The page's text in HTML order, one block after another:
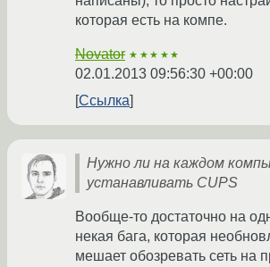
которая есть на компе.
Novator ★★★★★
02.01.2013 09:56:30 +00:00
Ссылка
Нужно ли на каждом
устанавливать CUPS
Вообще-то достаточно на
некая бага, которая
мешает обозревать сеть на